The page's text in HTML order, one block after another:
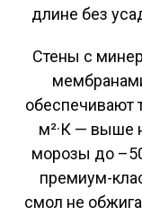
длине без
Стены с
обеспечивают
м²·К — выше
морозы до
премиум-
смол не